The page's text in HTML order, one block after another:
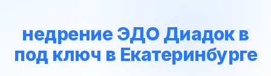
недрение ЭДО Диадок в
под ключ в Екатеринбурге